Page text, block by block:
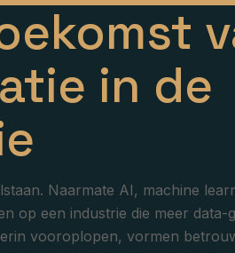
in de
Naarmate AI, machine
op een industrie die meer data-
vooroplopen, vormen